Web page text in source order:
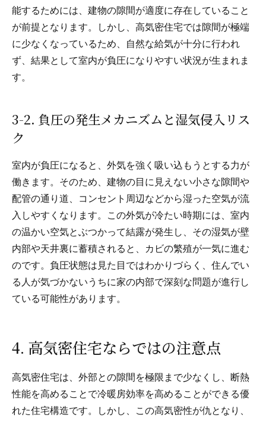
能するためには、建物の隙間が適度に存在していること
が前提となります。しかし、高気密住宅では隙間が極端
に少なくなっているため、自然な給気が十分に行われ
ず、結果として室内が負圧になりやすい状況が生まれま
す。
3-2. 負圧の発生メカニズムと湿気侵入リス
ク
室内が負圧になると、外気を強く吸い込もうとする力が
働きます。そのため、建物の目に見えない小さな隙間や
配管の通り道、コンセント周辺などから湿った空気が流
入しやすくなります。この外気が冷たい時期には、室内
の温かい空気とぶつかって結露が発生し、その湿気が壁
内部や天井裏に蓄積されると、カビの繁殖が一気に進む
のです。負圧状態は見た目ではわかりづらく、住んでい
る人が気づかないうちに家の内部で深刻な問題が進行し
ている可能性があります。
4. 高気密住宅ならではの注意点
高気密住宅は、外部との隙間を極限まで少なくし、断熱
性能を高めることで冷暖房効率を高めることができる優
れた住宅構造です。しかし、この高気密性が仇となり、